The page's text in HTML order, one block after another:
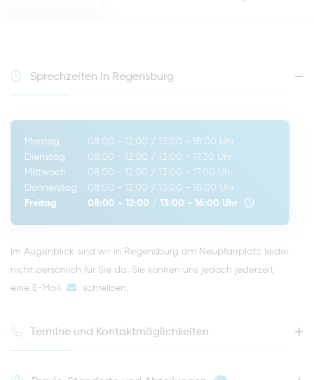
Sprechzeiten in Regensburg
Montag 08:00 - 12:00 / 13:00 - 18:00 Uhr
Dienstag
08:00 - 12:00 / 13:00 - 17:30 Uhr
Mittwoch
08:00 - 12:00 / 13:00 - 17:00 Uhr
Donnerstag
08:00 - 12:00 / 13:00 - 18:00 Uhr
Freitag
08:00 - 12:00 / 13:00 - 16:00 Uhr
Im Augenblick sind wir in Regensburg am Neupfarrplatz leider
nicht persönlich für Sie da. Sie können uns jedoch jederzeit
eine E-Mail
schreiben.
Termine und Kontaktmöglichkeiten